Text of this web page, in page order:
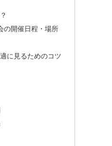
の開催日程・場所
に見るためのコツ